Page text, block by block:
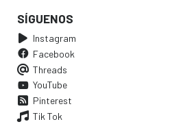
SÍGUENOS
Instagram
Facebook
Threads
YouTube
Pinterest
Tik Tok